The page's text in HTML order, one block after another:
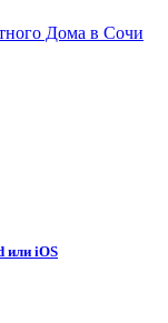
или iOS